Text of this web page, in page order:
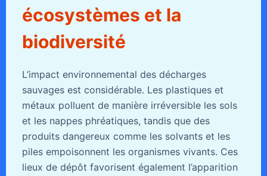
écosystèmes et la
biodiversité
L’impact environnemental des décharges
sauvages est considérable. Les plastiques et
métaux polluent de manière irréversible les sols
et les nappes phréatiques, tandis que des
produits dangereux comme les solvants et les
piles empoisonnent les organismes vivants. Ces
lieux de dépôt favorisent également l’apparition